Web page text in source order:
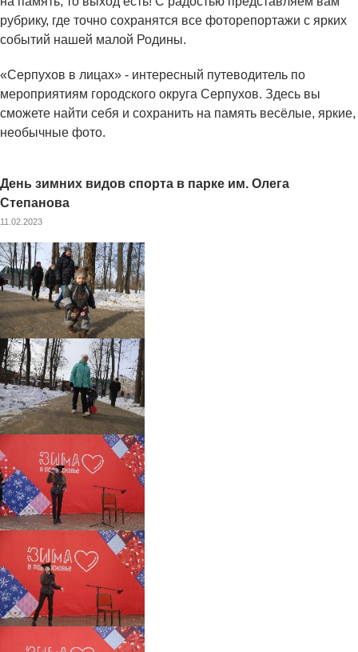
рубрику, где точно сохранятся все фоторепортажи с ярких
событий нашей малой Родины.
«Серпухов в лицах» - интересный путеводитель по
мероприятиям городского округа Серпухов. Здесь вы
сможете найти себя и сохранить на память весёлые, яркие,
необычные фото.
День зимних видов спорта в парке им. Олега
Степанова
11.02.2023